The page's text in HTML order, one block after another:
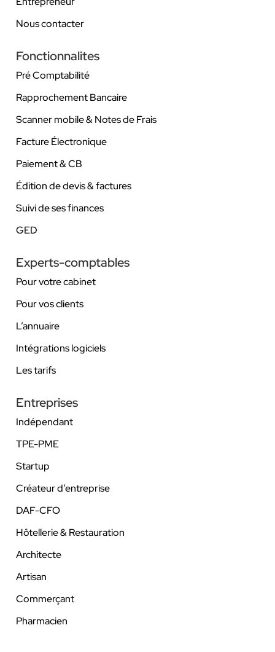
Nous contacter
Fonctionnalites
Pré Comptabilité
Rapprochement Bancaire
Scanner mobile & Notes de Frais
Facture Électronique
Paiement & CB
Édition de devis & factures
Suivi de ses finances
GED
Experts-comptables
Pour votre cabinet
Pour vos clients
L’annuaire
Intégrations logiciels
Les tarifs
Entreprises
Indépendant
TPE-PME
Startup
Créateur d’entreprise
DAF-CFO
Hôtellerie & Restauration
Architecte
Artisan
Commerçant
Pharmacien